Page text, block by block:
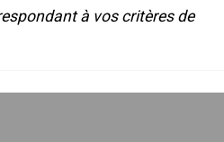
à vos critères de